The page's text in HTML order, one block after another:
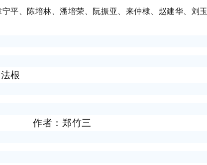
平、陈培林、潘培荣、阮振亚、来仲棣、赵建华、刘玉
根
作者：郑竹三